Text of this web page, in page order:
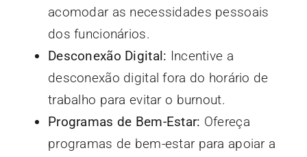
acomodar as necessidades pessoais
dos funcionários.
Desconexão Digital: Incentive a
desconexão digital fora do horário de
trabalho para evitar o burnout.
Programas de Bem-Estar: Ofereça
programas de bem-estar para apoiar a